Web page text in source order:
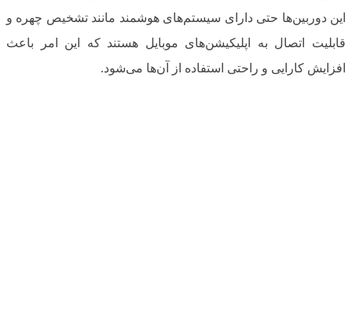
این دوربین‌ها حتی دارای سیستم‌های هوشمند مانند تشخیص چهره و
قابلیت اتصال به اپلیکیشن‌های موبایل هستند که این امر باعث
افزایش کارایی و راحتی استفاده از آن‌ها می‌شود.